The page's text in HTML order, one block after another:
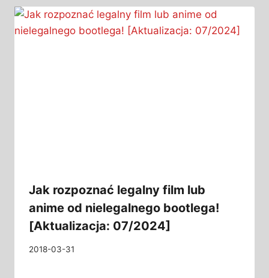
Jak rozpoznać legalny film lub
anime od nielegalnego bootlega!
[Aktualizacja: 07/2024]
2018-03-31